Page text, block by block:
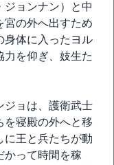
ジョンナン）と中
宮の外へ出すため
身体に入ったヨル
力を仰ぎ、妓生た
ジョは、護衛武士
を寝殿の外へと移
に王と兵たちが動
かって時間を稼